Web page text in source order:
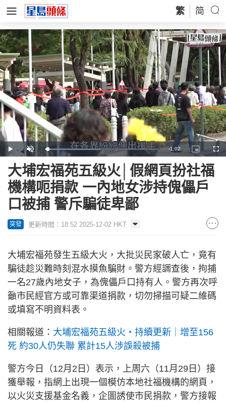
繁 简
Play Unmute Loaded:
49.01%
Remaining
Time
-1:02
Picture-
in-
大埔宏福苑五級火│假網頁扮社福
機構呃捐款 一內地女涉持傀儡戶
口被捕 警斥騙徒卑鄙
突發 更新時間：18:52 2025-12-02 HKT
大埔宏福苑發生五級大火，大批災民家破人亡，竟有
騙徒趁災難時刻混水摸魚騙財。警方經調查後，拘捕
一名27歲內地女子，為傀儡戶口持有人。警方再次呼
籲市民經官方或可靠渠道捐款，切勿掃描可疑二維碼
或填寫不明資料表。
相關報道： 大埔宏福苑五級火‧持續更新｜增至156
死 約30人仍失聯 累計15人涉誤殺被捕
警方今日（12月2日）表示，上周六（11月29日）接
獲舉報，指網上出現一個模仿本地社福機構的網頁，
以火災支援基金名義，企圖誘使市民捐款，警方接報